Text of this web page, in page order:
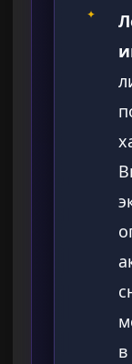
✦